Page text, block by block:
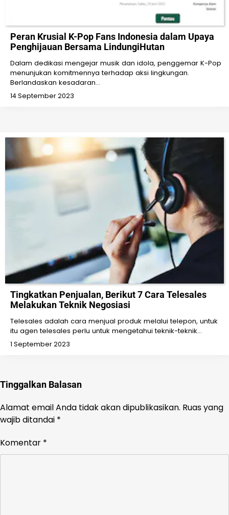
Peran Krusial K-Pop Fans Indonesia dalam Upaya
Penghijauan Bersama LindungiHutan
Dalam dedikasi mengejar musik dan idola, penggemar K-Pop
menunjukan komitmennya terhadap aksi lingkungan.
Berlandaskan kesadaran…
14 September 2023
Tingkatkan Penjualan, Berikut 7 Cara Telesales
Melakukan Teknik Negosiasi
Telesales adalah cara menjual produk melalui telepon, untuk
itu agen telesales perlu untuk mengetahui teknik-teknik…
1 September 2023
Tinggalkan Balasan
Alamat email Anda tidak akan dipublikasikan. Ruas yang
wajib ditandai *
Komentar *